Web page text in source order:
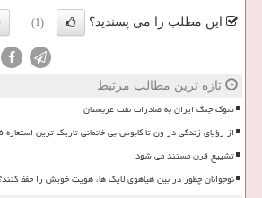
این مطلب را می پسندید؟ (1)
تازه ترین مطالب مرتبط
شوک جنگ ایران به صادرات نفت عربستان
از رؤیای زندگی در ون تا کابوس بی خانمانی تاریک ترین استعاره
تشییع قرن مستند می شود
نوجوانان چطور در بین هیاهوی لایک ها، هویت خویش را حفظ